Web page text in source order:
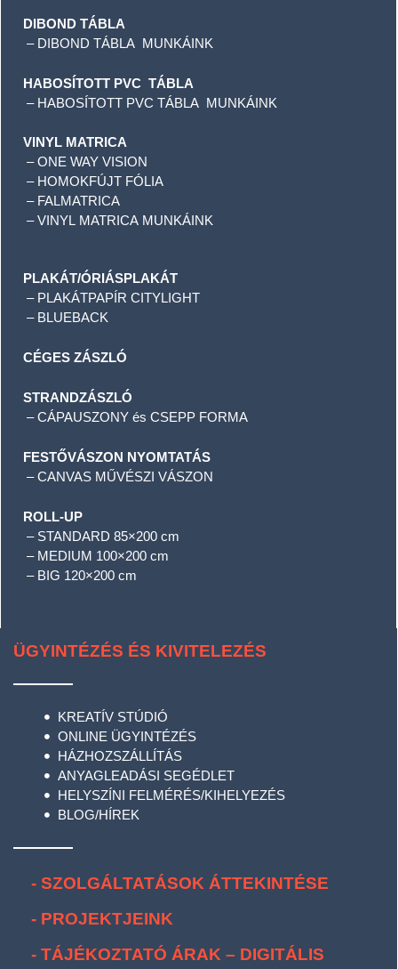
DIBOND TÁBLA
– DIBOND TÁBLA MUNKÁINK
HABOSÍTOTT PVC TÁBLA
– HABOSÍTOTT PVC TÁBLA MUNKÁINK
VINYL MATRICA
–ONE WAY VISION
– HOMOKFÚJT FÓLIA
– FALMATRICA
–VINYL MATRICA MUNKÁINK
PLAKÁT/ÓRIÁSPLAKÁT
– PLAKÁTPAPÍR CITYLIGHT
– BLUEBACK
CÉGES ZÁSZLÓ
STRANDZÁSZLÓ
– CÁPAUSZONY és CSEPP FORMA
FESTŐVÁSZON NYOMTATÁS
– CANVAS MŰVÉSZI VÁSZON
ROLL-UP
– STANDARD 85×200 cm
– MEDIUM 100×200 cm
– BIG 120×200 cm
ÜGYINTÉZÉS ÉS KIVITELEZÉS
KREATÍV STÚDIÓ
ONLINE ÜGYINTÉZÉS
HÁZHOZSZÁLLÍTÁS
ANYAGLEADÁSI SEGÉDLET
HELYSZÍNI FELMÉRÉS/KIHELYEZÉS
BLOG/HÍREK
- SZOLGÁLTATÁSOK ÁTTEKINTÉSE
- PROJEKTJEINK
- TÁJÉKOZTATÓ ÁRAK – DIGITÁLIS